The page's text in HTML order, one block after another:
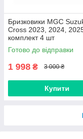
Бризковики MGC
Cross 2023, 2024,
комплект 4 шт
Готово до відправки
1 998 ₴ 3 000 ₴
Купити